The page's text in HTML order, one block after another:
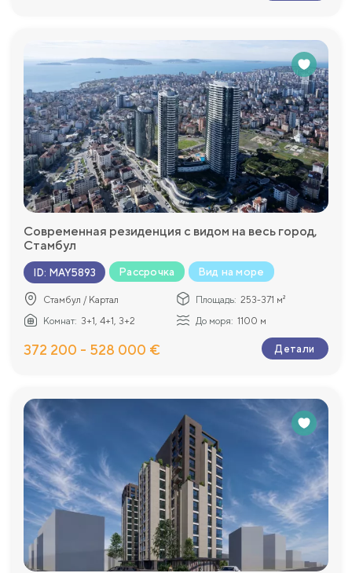
Современная резиденция с видом на весь город,
Стамбул
ID: MAY5893 Рассрочка Вид на море
Стамбул / Картал Площадь: 253-371 м²
Комнат: 3+1, 4+1, 3+2 До моря: 1100 м
372 200 - 528 000 € Детали